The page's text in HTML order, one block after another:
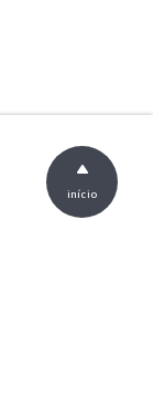
início